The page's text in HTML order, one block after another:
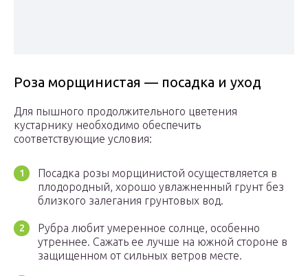
Роза морщинистая — посадка и уход
Для пышного продолжительного цветения
кустарнику необходимо обеспечить
соответствующие условия:
Посадка розы морщинистой осуществляется в
плодородный, хорошо увлажненный грунт без
близкого залегания грунтовых вод.
Рубра любит умеренное солнце, особенно
утреннее. Сажать ее лучше на южной стороне в
защищенном от сильных ветров месте.